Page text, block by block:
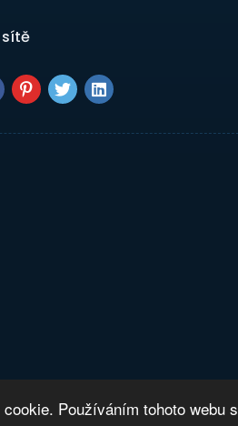
Používáním tohoto webu s